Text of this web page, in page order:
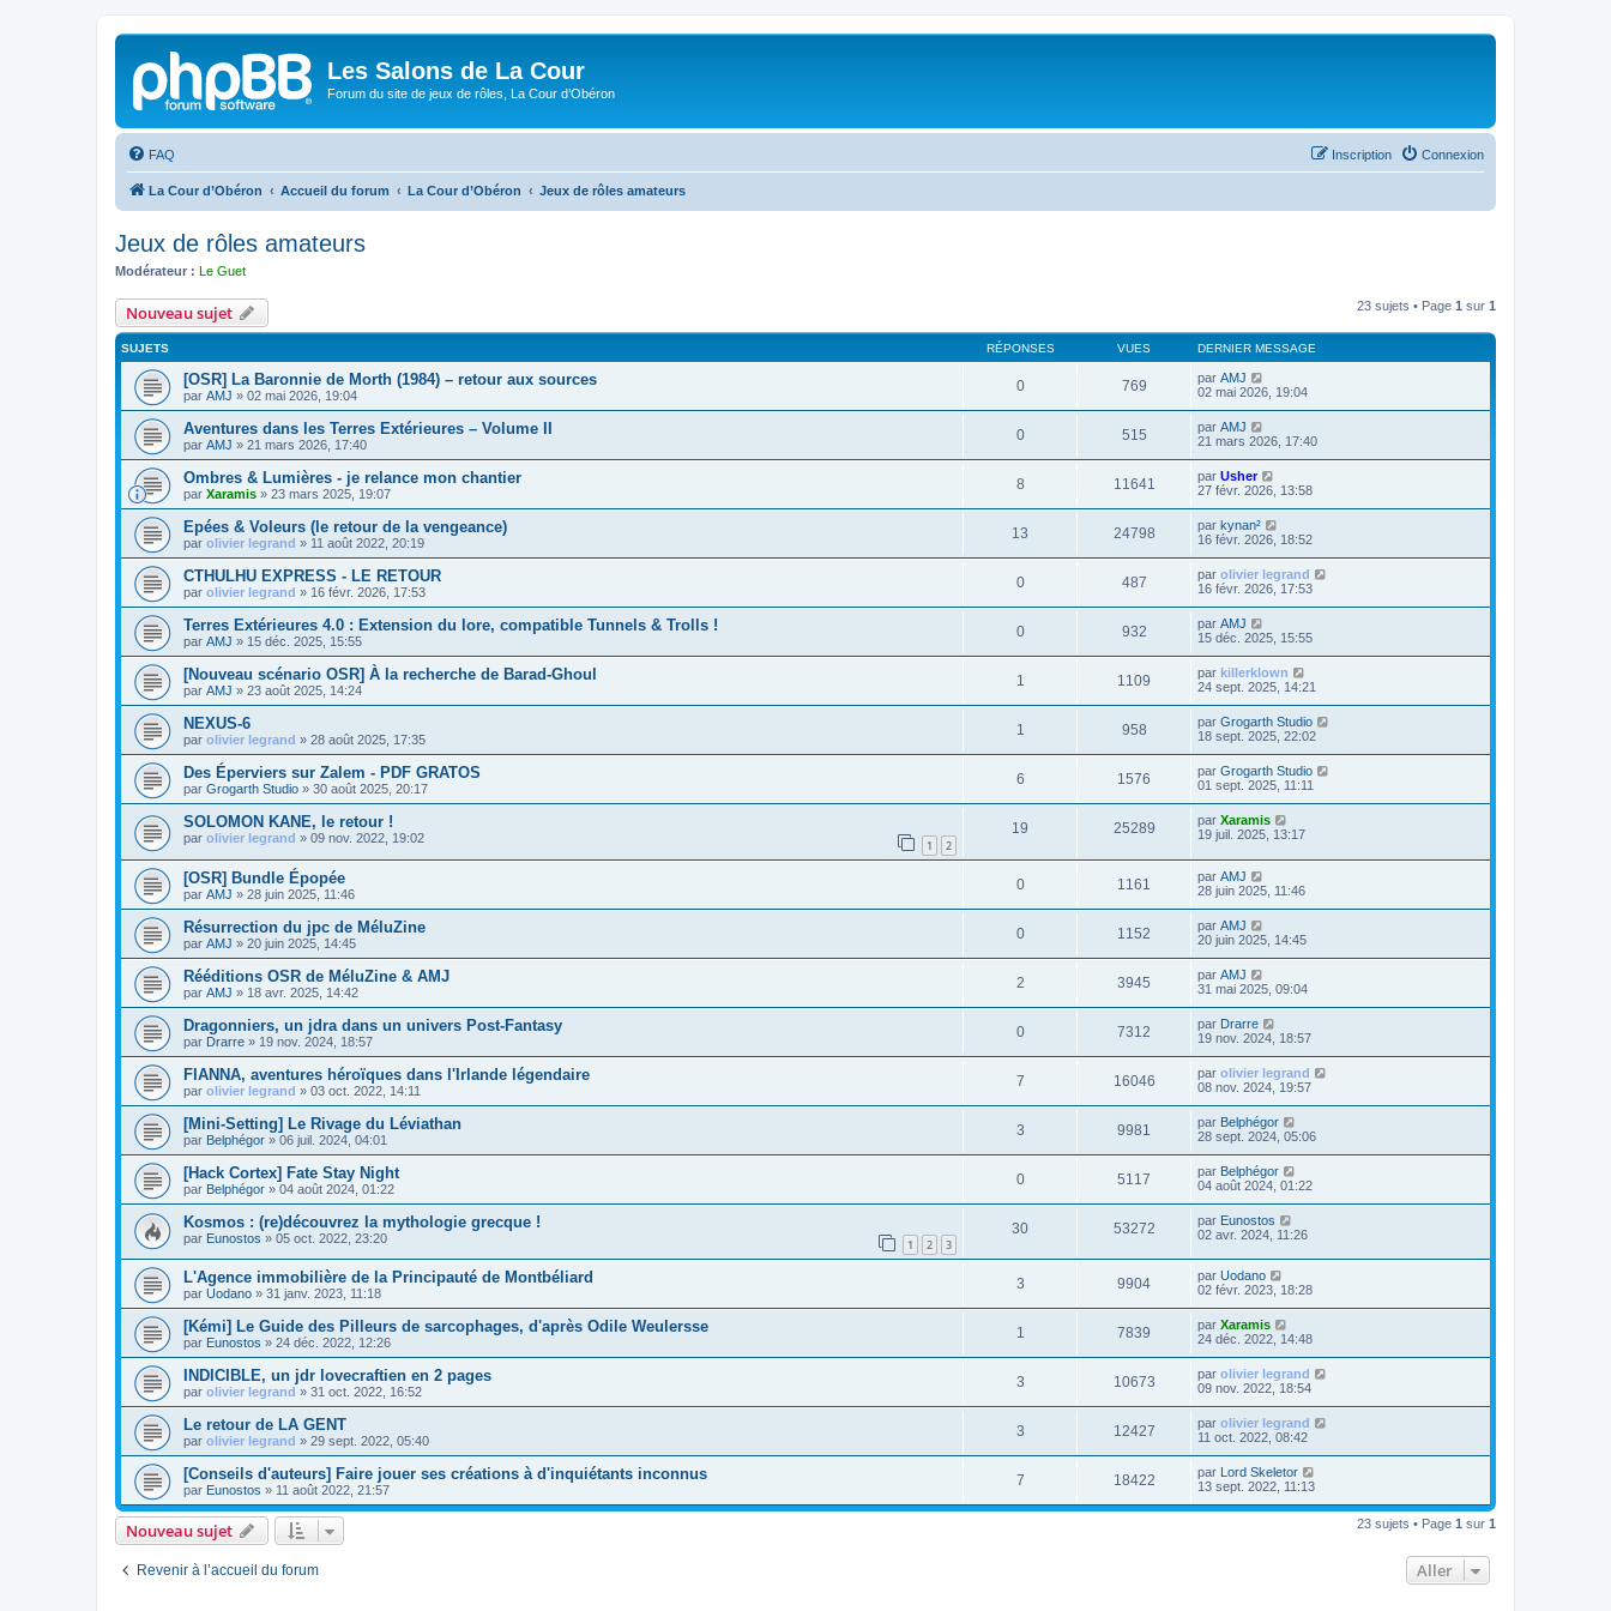
Les Salons de La Cour
Forum du site de jeux de rôles, La Cour d’Obéron
FAQ Connexion
Inscription
La Cour d’Obéron Accueil du forum La Cour d’Obéron Jeux de rôles amateurs
Jeux de rôles amateurs
Modérateur : Le Guet
Nouveau sujet 23 sujets • Page 1 sur 1
SUJETS RÉPONSES VUES DERNIER MESSAGE
[OSR] La Baronnie de Morth (1984) – retour aux sources
par AMJ » 02 mai 2026, 19:04
0 769 par AMJ
02 mai 2026, 19:04
Aventures dans les Terres Extérieures – Volume II
par AMJ » 21 mars 2026, 17:40
0 515 par AMJ
21 mars 2026, 17:40
Ombres & Lumières - je relance mon chantier
par Xaramis » 23 mars 2025, 19:07
8 11641 par Usher
27 févr. 2026, 13:58
Epées & Voleurs (le retour de la vengeance)
par olivier legrand » 11 août 2022, 20:19
13 24798 par kynan²
16 févr. 2026, 18:52
CTHULHU EXPRESS - LE RETOUR
par olivier legrand » 16 févr. 2026, 17:53
0 487 par olivier legrand
16 févr. 2026, 17:53
Terres Extérieures 4.0 : Extension du lore, compatible Tunnels & Trolls !
par AMJ » 15 déc. 2025, 15:55
0 932 par AMJ
15 déc. 2025, 15:55
[Nouveau scénario OSR] À la recherche de Barad-Ghoul
par AMJ » 23 août 2025, 14:24
1 1109 par killerklown
24 sept. 2025, 14:21
NEXUS-6
par olivier legrand » 28 août 2025, 17:35
1 958 par Grogarth Studio
18 sept. 2025, 22:02
Des Éperviers sur Zalem - PDF GRATOS
par Grogarth Studio » 30 août 2025, 20:17
6 1576 par Grogarth Studio
01 sept. 2025, 11:11
SOLOMON KANE, le retour !
par olivier legrand » 09 nov. 2022, 19:02 1 2
19 25289 par Xaramis
19 juil. 2025, 13:17
[OSR] Bundle Épopée
par AMJ » 28 juin 2025, 11:46
0 1161 par AMJ
28 juin 2025, 11:46
Résurrection du jpc de MéluZine
par AMJ » 20 juin 2025, 14:45
0 1152 par AMJ
20 juin 2025, 14:45
Rééditions OSR de MéluZine & AMJ
par AMJ » 18 avr. 2025, 14:42
2 3945 par AMJ
31 mai 2025, 09:04
Dragonniers, un jdra dans un univers Post-Fantasy
par Drarre » 19 nov. 2024, 18:57
0 7312 par Drarre
19 nov. 2024, 18:57
FIANNA, aventures héroïques dans l'Irlande légendaire
par olivier legrand » 03 oct. 2022, 14:11
7 16046 par olivier legrand
08 nov. 2024, 19:57
[Mini-Setting] Le Rivage du Léviathan
par Belphégor » 06 juil. 2024, 04:01
3 9981 par Belphégor
28 sept. 2024, 05:06
[Hack Cortex] Fate Stay Night
par Belphégor » 04 août 2024, 01:22
0 5117 par Belphégor
04 août 2024, 01:22
Kosmos : (re)découvrez la mythologie grecque !
par Eunostos » 05 oct. 2022, 23:20 1 2 3
30 53272 par Eunostos
02 avr. 2024, 11:26
L'Agence immobilière de la Principauté de Montbéliard
par Uodano » 31 janv. 2023, 11:18
3 9904 par Uodano
02 févr. 2023, 18:28
[Kémi] Le Guide des Pilleurs de sarcophages, d'après Odile Weulersse
par Eunostos » 24 déc. 2022, 12:26
1 7839 par Xaramis
24 déc. 2022, 14:48
INDICIBLE, un jdr lovecraftien en 2 pages
par olivier legrand » 31 oct. 2022, 16:52
3 10673 par olivier legrand
09 nov. 2022, 18:54
Le retour de LA GENT
par olivier legrand » 29 sept. 2022, 05:40
3 12427 par olivier legrand
11 oct. 2022, 08:42
[Conseils d'auteurs] Faire jouer ses créations à d'inquiétants inconnus
par Eunostos » 11 août 2022, 21:57
7 18422 par
Lord Skeletor
13 sept. 2022, 11:13
Nouveau sujet 23 sujets • Page 1 sur 1
Revenir à l’accueil du forum Aller